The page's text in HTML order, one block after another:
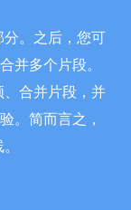
。之后，您可
并多个片段。
、合并片段，并
。简而言之，